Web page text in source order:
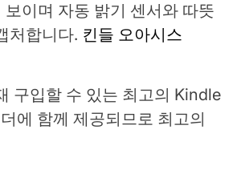
이며 자동 밝기 센서와 따뜻
처합니다. 킨들 오아시스
구입할 수 있는 최고의 Kindle
에 함께 제공되므로 최고의